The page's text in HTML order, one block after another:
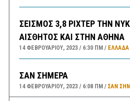
ΣΕΙΣΜΟΣ 3,8 ΡΙΧΤΕΡ ΤΗΝ
ΑΙΣΘΗΤΟΣ ΚΑΙ ΣΤΗΝ ΑΘΗΝΑ
14 ΦΕΒΡΟΥΑΡΊΟΥ, 2023 6:30 ΠΜ ΕΛΛΑΔA
ΣΑΝ ΣΗΜΕΡΑ
14 ΦΕΒΡΟΥΑΡΊΟΥ, 2023 6:08 ΠΜ ΣΑΝ